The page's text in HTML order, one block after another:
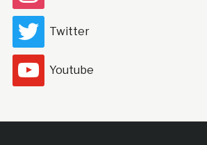
Twitter
Youtube